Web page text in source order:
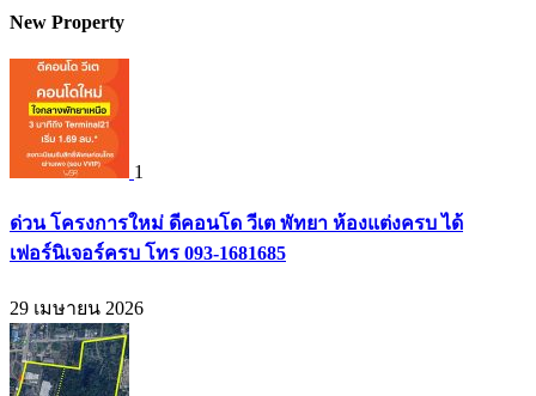
New Property
1
ด่วน โครงการใหม่ ดีคอนโด วีเต พัทยา ห้องแต่งครบ ได้
เฟอร์นิเจอร์ครบ โทร 093-1681685
29 เมษายน 2026